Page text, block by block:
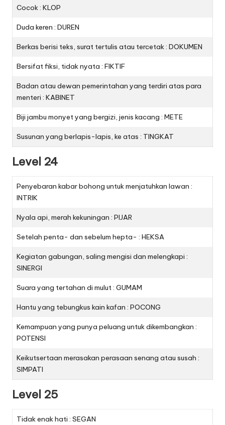
Cocok : KLOP
Duda keren : DUREN
Berkas berisi teks, surat tertulis atau tercetak : DOKUMEN
Bersifat fiksi, tidak nyata : FIKTIF
Badan atau dewan pemerintahan yang terdiri atas para
menteri : KABINET
Biji jambu monyet yang bergizi, jenis kacang : METE
Susunan yang berlapis-lapis, ke atas : TINGKAT
Level 24
Penyebaran kabar bohong untuk menjatuhkan lawan :
INTRIK
Nyala api, merah kekuningan : PIJAR
Setelah penta- dan sebelum hepta- : HEKSA
Kegiatan gabungan, saling mengisi dan melengkapi :
SINERGI
Suara yang tertahan di mulut : GUMAM
Hantu yang tebungkus kain kafan : POCONG
Kemampuan yang punya peluang untuk dikembangkan :
POTENSI
Keikutsertaan merasakan perasaan senang atau susah :
SIMPATI
Level 25
Tidak enak hati : SEGAN